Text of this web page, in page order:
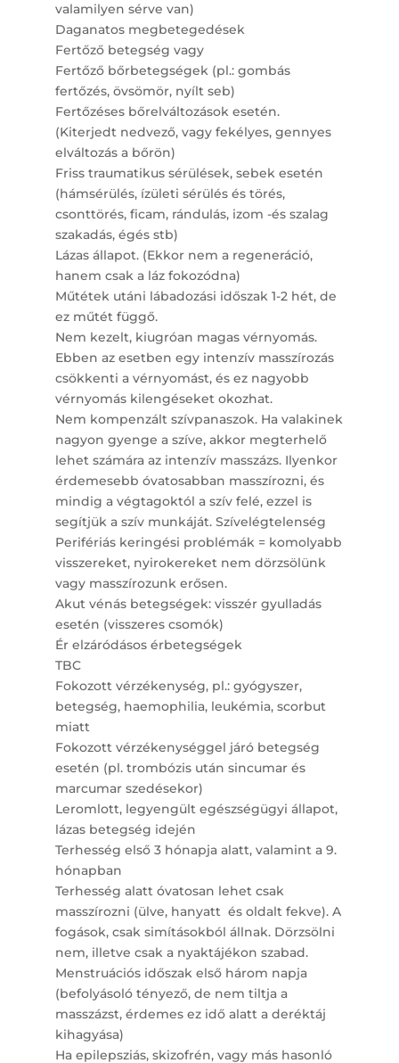
valamilyen sérve van)
Daganatos megbetegedések
Fertőző betegség vagy
Fertőző bőrbetegségek (pl.: gombás
fertőzés, övsömör, nyílt seb)
Fertőzéses bőrelváltozások esetén.
(Kiterjedt nedvező, vagy fekélyes, gennyes
elváltozás a bőrön)
Friss traumatikus sérülések, sebek esetén
(hámsérülés, ízületi sérülés és törés,
csonttörés, ficam, rándulás, izom -és szalag
szakadás, égés stb)
Lázas állapot. (Ekkor nem a regeneráció,
hanem csak a láz fokozódna)
Műtétek utáni lábadozási időszak 1-2 hét, de
ez műtét függő.
Nem kezelt, kiugróan magas vérnyomás.
Ebben az esetben egy intenzív masszírozás
csökkenti a vérnyomást, és ez nagyobb
vérnyomás kilengéseket okozhat.
Nem kompenzált szívpanaszok. Ha valakinek
nagyon gyenge a szíve, akkor megterhelő
lehet számára az intenzív masszázs. Ilyenkor
érdemesebb óvatosabban masszírozni, és
mindig a végtagoktól a szív felé, ezzel is
segítjük a szív munkáját. Szívelégtelenség
Perifériás keringési problémák = komolyabb
visszereket, nyirokereket nem dörzsölünk
vagy masszírozunk erősen.
Akut vénás betegségek: visszér gyulladás
esetén (visszeres csomók)
Ér elzáródásos érbetegségek
TBC
Fokozott vérzékenység, pl.: gyógyszer,
betegség, haemophilia, leukémia, scorbut
miatt
Fokozott vérzékenységgel járó betegség
esetén (pl. trombózis után sincumar és
marcumar szedésekor)
Leromlott, legyengült egészségügyi állapot,
lázas betegség idején
Terhesség első 3 hónapja alatt, valamint a 9.
hónapban
Terhesség alatt óvatosan lehet csak
masszírozni (ülve, hanyatt és oldalt fekve). A
fogások, csak simításokból állnak. Dörzsölni
nem, illetve csak a nyaktájékon szabad.
Menstruációs időszak első három napja
(befolyásoló tényező, de nem tiltja a
masszázst, érdemes ez idő alatt a deréktáj
kihagyása)
Ha epilepsziás, skizofrén, vagy más hasonló